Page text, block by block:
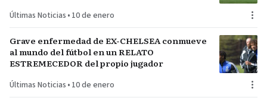
Últimas Noticias • 10 de enero
Grave enfermedad de EX-CHELSEA conmueve
al mundo del fútbol en un RELATO
ESTREMECEDOR del propio jugador
Últimas Noticias • 10 de enero